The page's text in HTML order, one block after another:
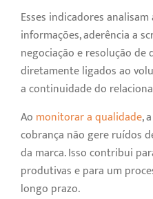
Esses indicadores
informações, aderência a
negociação e resolução de
diretamente ligados ao
a continuidade do
Ao monitorar a qualidade,
cobrança não gere ruídos
da marca. Isso contribui
produtivas e para um
longo prazo.